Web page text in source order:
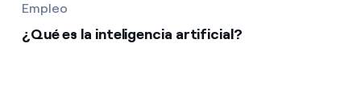
Empleo
¿Qué es la inteligencia artificial?